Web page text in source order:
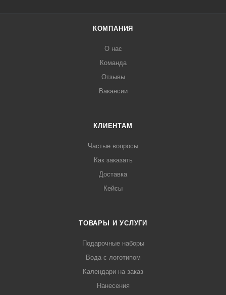
КОМПАНИЯ
О нас
Команда
Отзывы
Вакансии
КЛИЕНТАМ
Частые вопросы
Как заказать
Доставка
Кейсы
ТОВАРЫ И УСЛУГИ
Подарочные наборы
Вода с логотипом
Календари на заказ
Нанесения